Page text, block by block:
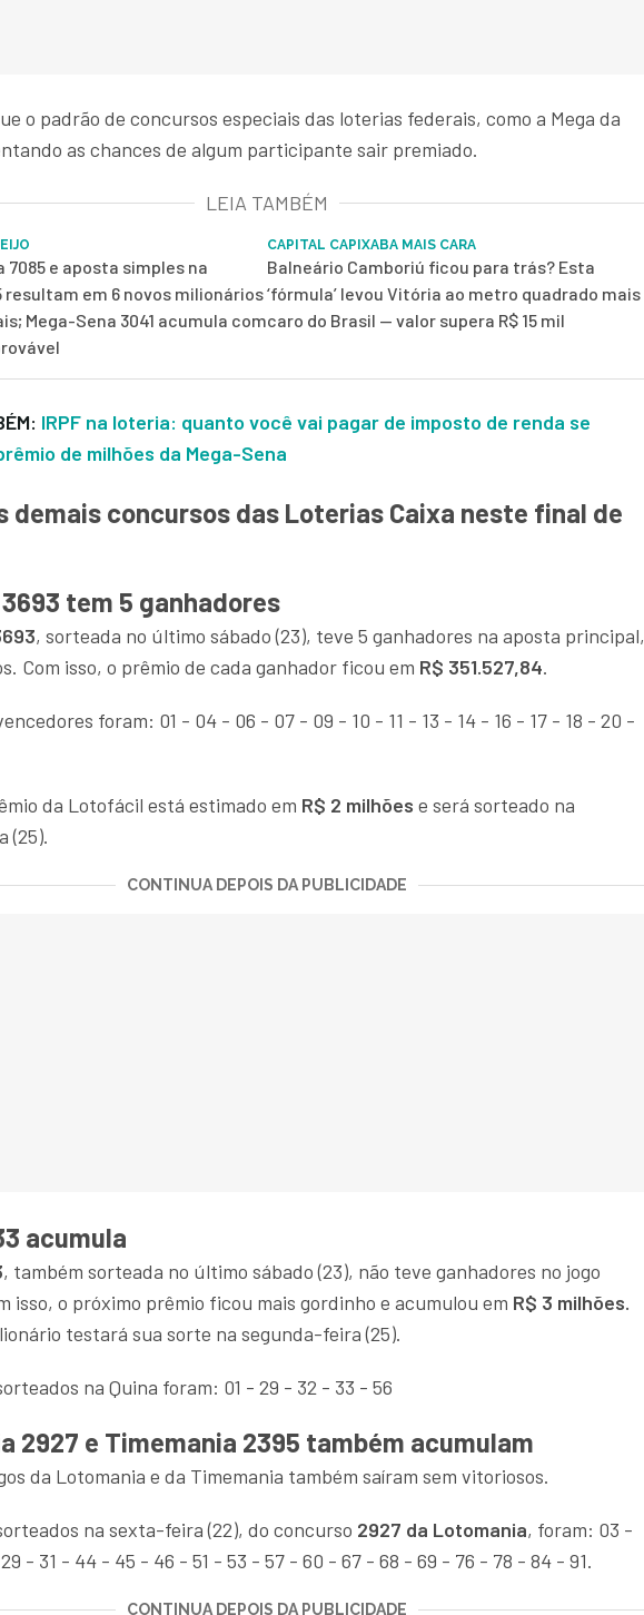
o padrão de concursos especiais das loterias federais, como a Mega da
as chances de algum participante sair premiado.
LEIA TAMBÉM
7085 e aposta simples na
resultam em 6 novos milionários
Mega-Sena 3041 acumula com
CAPITAL CAPIXABA MAIS CARA
Balneário Camboriú ficou para trás? Esta
‘fórmula’ levou Vitória ao metro quadrado mais
caro do Brasil — valor supera R$ 15 mil
IRPF na loteria: quanto você vai pagar de imposto de renda se
de milhões da Mega-Sena
demais concursos das Loterias Caixa neste final de
tem 5 ganhadores
, sorteada no último sábado (23), teve 5 ganhadores na aposta principal,
Com isso, o prêmio de cada ganhador ficou em R$ 351.527,84.
foram: 01 - 04 - 06 - 07 - 09 - 10 - 11 - 13 - 14 - 16 - 17 - 18 - 20 -
da Lotofácil está estimado em R$ 2 milhões e será sorteado na
(25).
CONTINUA DEPOIS DA PUBLICIDADE
acumula
, também sorteada no último sábado (23), não teve ganhadores no jogo
isso, o próximo prêmio ficou mais gordinho e acumulou em R$ 3 milhões.
testará sua sorte na segunda-feira (25).
na Quina foram: 01 - 29 - 32 - 33 - 56
2927 e Timemania 2395 também acumulam
da Lotomania e da Timemania também saíram sem vitoriosos.
na sexta-feira (22), do concurso 2927 da Lotomania, foram: 03 -
- 31 - 44 - 45 - 46 - 51 - 53 - 57 - 60 - 67 - 68 - 69 - 76 - 78 - 84 - 91.
CONTINUA DEPOIS DA PUBLICIDADE